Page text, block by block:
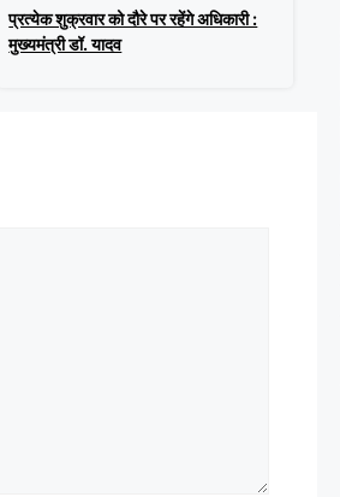
प्रत्येक शुक्रवार को दौरे पर रहेंगे अधिकारी :
मुख्यमंत्री डॉ. यादव